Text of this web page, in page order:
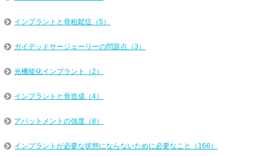
インプラントと骨粗鬆症（5）
ガイデッドサージェーリーの問題点（3）
光機能化インプラント（2）
インプラントと骨造成（4）
アバットメントの強度（8）
インプラントが必要な状態にならないために必要なこと（166）